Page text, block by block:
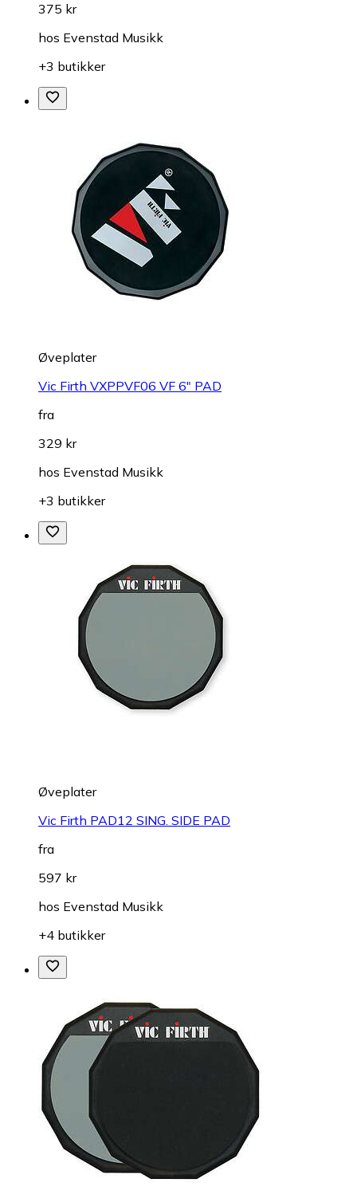
375 kr
hos Evenstad Musikk
+3 butikker
Øveplater
Vic Firth VXPPVF06 VF 6" PAD
fra
329 kr
hos Evenstad Musikk
+3 butikker
Øveplater
Vic Firth PAD12 SING. SIDE PAD
fra
597 kr
hos Evenstad Musikk
+4 butikker